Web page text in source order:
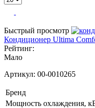
Быстрый просмотр
Кондиционер Ultima
Рейтинг:
Мало
Артикул: 00-0010265
Бренд
Мощность охлаждения,